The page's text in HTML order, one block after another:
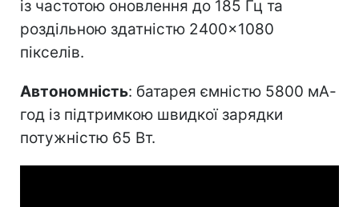
із частотою оновлення до 185 Гц та
роздільною здатністю 2400×1080
пікселів.
Автономність: батарея ємністю 5800 мА-
год із підтримкою швидкої зарядки
потужністю 65 Вт.